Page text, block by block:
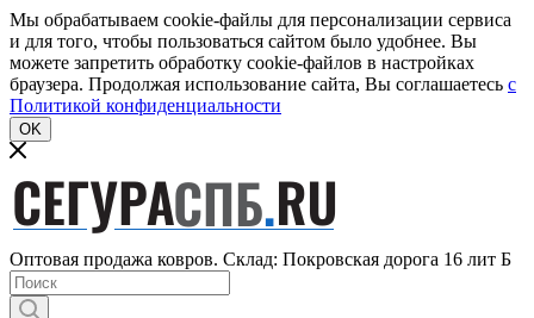
Мы обрабатываем cookie-файлы для персонализации сервиса
и для того, чтобы пользоваться сайтом было удобнее. Вы
можете запретить обработку cookie-файлов в настройках
браузера. Продолжая использование сайта, Вы соглашаетесь c
Политикой конфиденциальности
OK
Оптовая продажа ковров. Склад: Покровская дорога 16 лит Б